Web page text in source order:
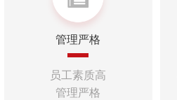
管理严格
员工素质高
管理严格